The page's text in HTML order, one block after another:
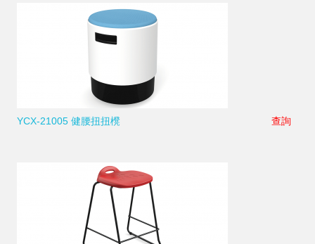
YCX-21005 健腰扭扭櫈 查詢